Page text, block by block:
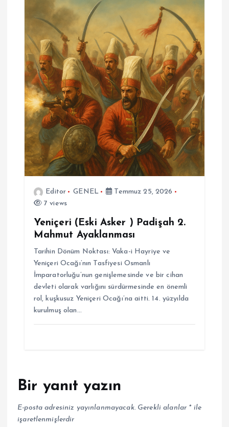
Editor GENEL
Temmuz 25, 2026
7 views
Yeniçeri (Eski Asker ) Padişah 2.
Mahmut Ayaklanması
Tarihin Dönüm Noktası: Vaka-i Hayriye ve
Yeniçeri Ocağı’nın Tasfiyesi Osmanlı
İmparatorluğu’nun genişlemesinde ve bir cihan
devleti olarak varlığını sürdürmesinde en önemli
rol, kuşkusuz Yeniçeri Ocağı’na aitti. 14. yüzyılda
kurulmuş olan…
Bir yanıt yazın
E-posta adresiniz yayınlanmayacak. Gerekli alanlar *ile
işaretlenmişlerdir